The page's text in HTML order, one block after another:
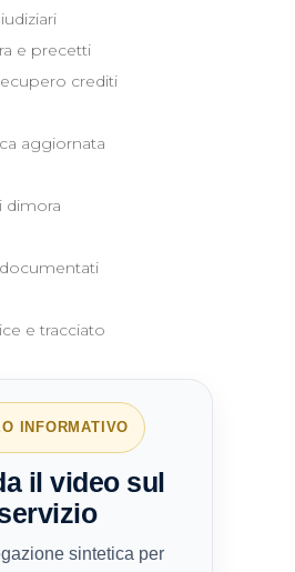
e precetti
crediti
aggiornata
dimora
e tracciato
INFORMATIVO
il video sul
sintetica per